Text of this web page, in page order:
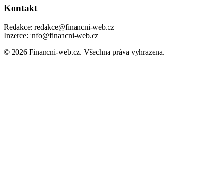
Kontakt
Redakce: redakce@financni-web.cz
Inzerce: info@financni-web.cz
© 2026 Financni-web.cz. Všechna práva vyhrazena.